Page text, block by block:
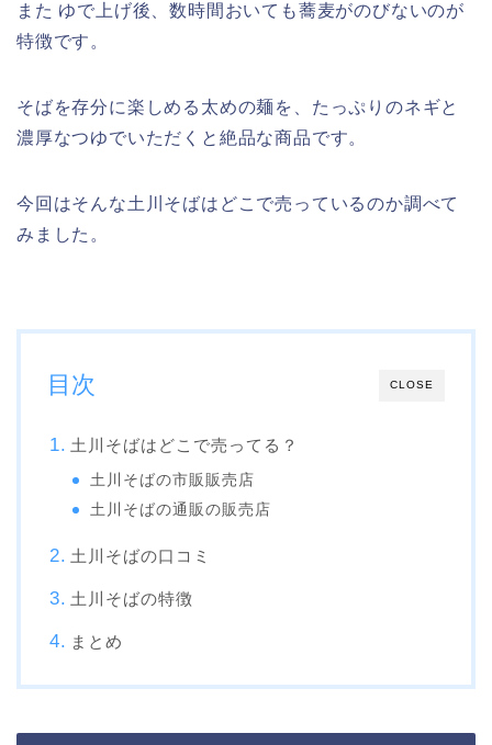
また ゆで上げ後、数時間おいても蕎麦がのびないのが
特徴です。
そばを存分に楽しめる太めの麺を、たっぷりのネギと
濃厚なつゆでいただくと絶品な商品です。
今回はそんな土川そばはどこで売っているのか調べて
みました。
CLOSE
目次
土川そばはどこで売ってる？
土川そばの市販販売店
土川そばの通販の販売店
土川そばの口コミ
土川そばの特徴
まとめ